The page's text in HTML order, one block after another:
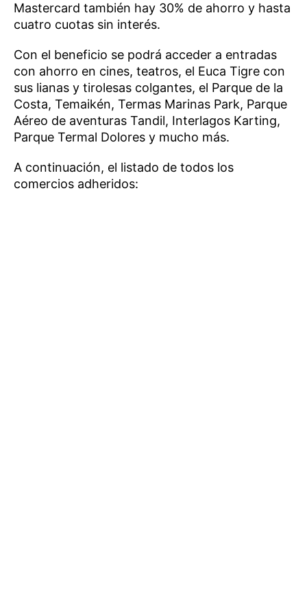
Mastercard también hay 30% de ahorro y hasta
cuatro cuotas sin interés.
Con el beneficio se podrá acceder a entradas
con ahorro en cines, teatros, el Euca Tigre con
sus lianas y tirolesas colgantes, el Parque de la
Costa, Temaikén, Termas Marinas Park, Parque
Aéreo de aventuras Tandil, Interlagos Karting,
Parque Termal Dolores y mucho más.
A continuación, el listado de todos los
comercios adheridos: